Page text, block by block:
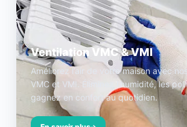
Ventilation VMC & VMI
Améliorez l’air de votre maison avec
VMC et VMI. Éliminez l’humidité, les
gagnez en confort au quotidien.